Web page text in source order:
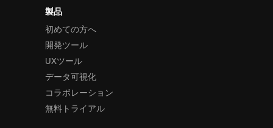
製品
初めての方へ
開発ツール
UXツール
データ可視化
コラボレーション
無料トライアル